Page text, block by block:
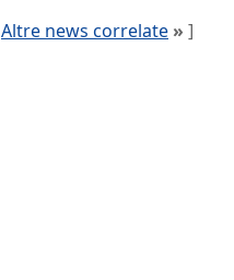
Altre news correlate » ]